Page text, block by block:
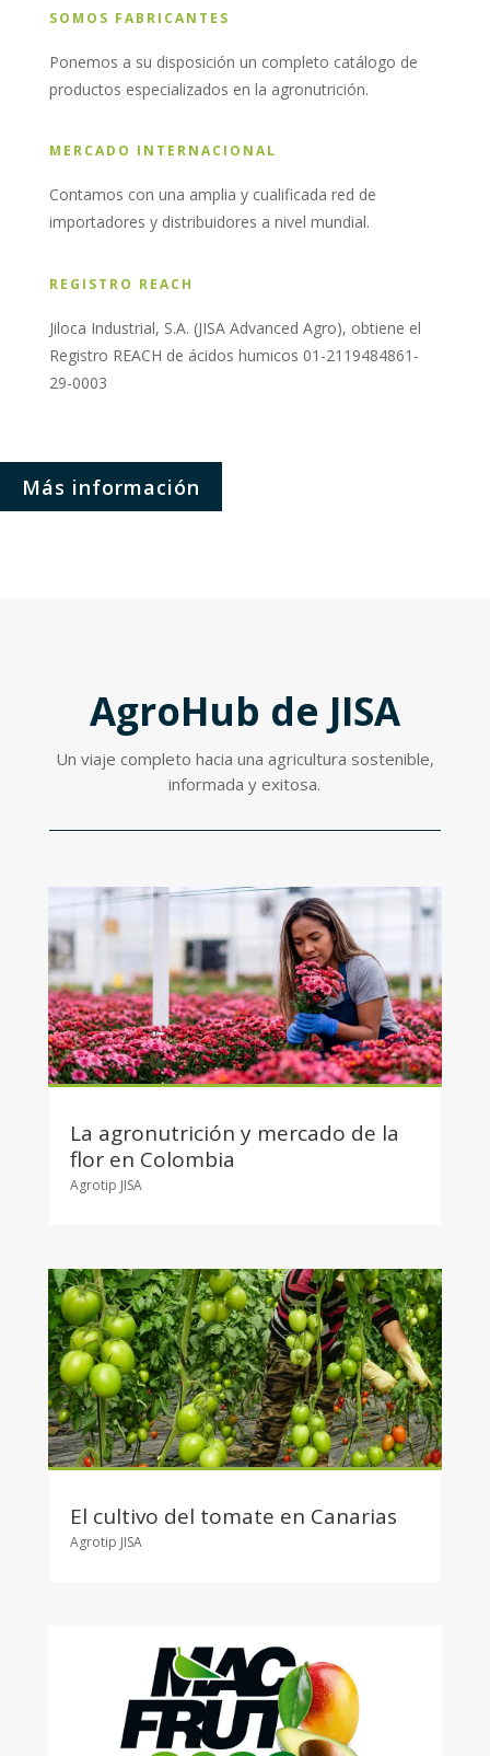
SOMOS FABRICANTES
Ponemos a su disposición un completo catálogo de
productos especializados en la agronutrición.
MERCADO INTERNACIONAL
Contamos con una amplia y cualificada red de
importadores y distribuidores a nivel mundial.
REGISTRO REACH
Jiloca Industrial, S.A. (JISA Advanced Agro), obtiene el
Registro REACH de ácidos humicos 01-2119484861-
29-0003
Más información
AgroHub de JISA
Un viaje completo hacia una agricultura sostenible,
informada y exitosa.
La agronutrición y mercado de la
flor en Colombia
Agrotip JISA
El cultivo del tomate en Canarias
Agrotip JISA